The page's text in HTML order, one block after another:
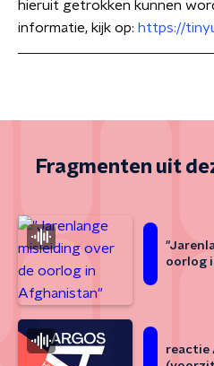
hieruit getrokken kunnen
informatie, kijk op: https://
Fragmenten uit
oorlog
reactie